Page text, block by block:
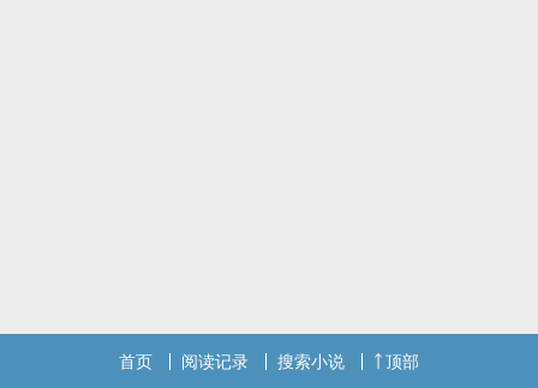
首页 阅读记录 搜索小说 顶部